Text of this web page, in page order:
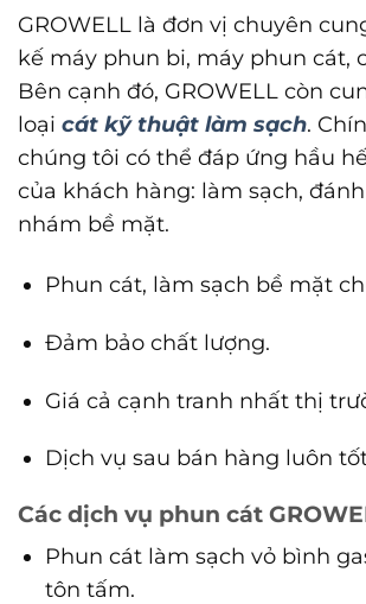
GROWELL là đơn vị chuyên
kế máy phun bi, máy phun cát,
Bên cạnh đó, GROWELL còn
loại cát kỹ thuật làm sạch.
chúng tôi có thể đáp ứng hầu
của khách hàng: làm sạch,
nhám bề mặt.
Phun cát, làm sạch bề mặt
Đảm bảo chất lượng.
Giá cả cạnh tranh nhất thị
Dịch vụ sau bán hàng luôn
Các dịch vụ phun cát
Phun cát làm sạch vỏ bình
tôn tấm.